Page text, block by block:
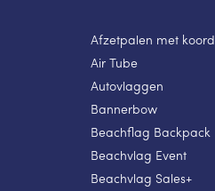
Afzetpalen met koord
Air Tube
Autovlaggen
Bannerbow
Beachflag Backpack
Beachvlag Event
Beachvlag Sales+